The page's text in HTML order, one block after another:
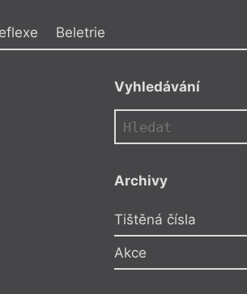
Beletrie
Všichni mají pravdu
Reflektuje Eva Dragulová
Vyhledávání
Archivy
Tištěná čísla
Akce